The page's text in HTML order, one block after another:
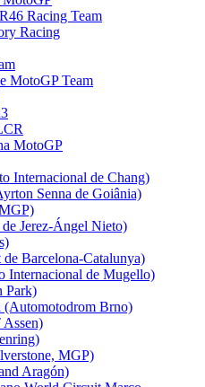
Racing Team
Racing
MotoGP Team
MotoGP
Internacional de Chang)
Senna de Goiânia)
Jerez-Ángel Nieto)
Barcelona-Catalunya)
Internacional de Mugello)
Park)
(Automotodrom Brno)
Assen)
MGP)
Aragón)